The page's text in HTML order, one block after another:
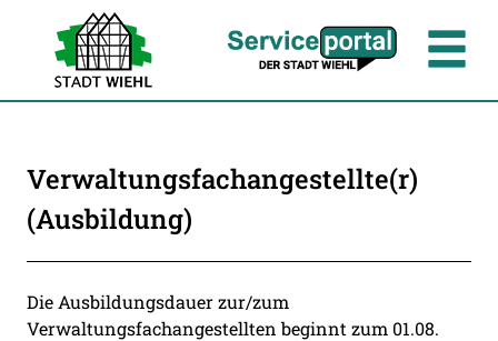
Zum Hauptinhalt springen
Zum Header
Zum Hauptinhalt
Zum Footer
Verwaltungsfachangestellte(r)
(Ausbildung)
Beschreibung
Die Ausbildungsdauer zur/zum
Verwaltungsfachangestellten beginnt zum 01.08.